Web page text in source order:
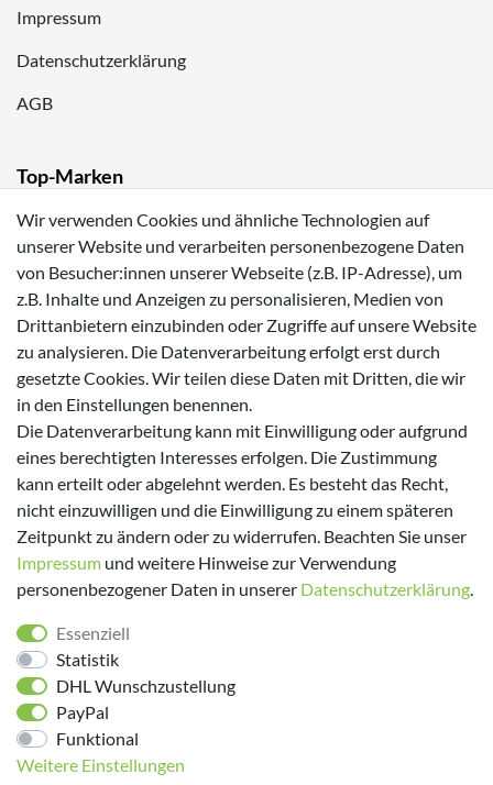
Impressum
Datenschutzerklärung
AGB
Top-Marken
Lurchi
Romika
Tom Tailor
Zahlungsmöglichkeiten
Versanddienstleister
Folge uns!
Wir verwenden Cookies und ähnliche Technologien auf
unserer Website und verarbeiten personenbezogene Daten
von Besucher:innen unserer Webseite (z.B. IP-Adresse), um
z.B. Inhalte und Anzeigen zu personalisieren, Medien von
Drittanbietern einzubinden oder Zugriffe auf unsere Website
zu analysieren. Die Datenverarbeitung erfolgt erst durch
gesetzte Cookies. Wir teilen diese Daten mit Dritten, die wir
in den Einstellungen benennen.
Die Datenverarbeitung kann mit Einwilligung oder aufgrund
eines berechtigten Interesses erfolgen. Die Zustimmung
kann erteilt oder abgelehnt werden. Es besteht das Recht,
nicht einzuwilligen und die Einwilligung zu einem späteren
Zeitpunkt zu ändern oder zu widerrufen. Beachten Sie unser
Impressum und weitere Hinweise zur Verwendung
personenbezogener Daten in unserer Daten­schutz­erklärung.
Essenziell
Statistik
DHL Wunschzustellung
PayPal
Funktional
Weitere Einstellungen